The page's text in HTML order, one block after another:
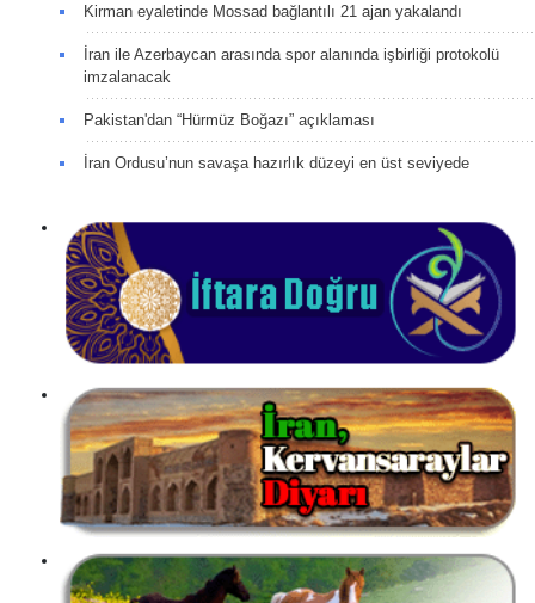
Kirman eyaletinde Mossad bağlantılı 21 ajan yakalandı
İran ile Azerbaycan arasında spor alanında işbirliği protokolü
imzalanacak
Pakistan'dan “Hürmüz Boğazı” açıklaması
İran Ordusu’nun savaşa hazırlık düzeyi en üst seviyede